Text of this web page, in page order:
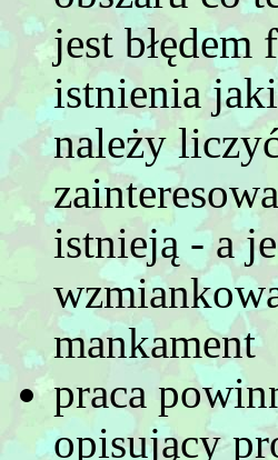
jest
istnienia
należy
istnieją - a
mankament
praca
opisujący